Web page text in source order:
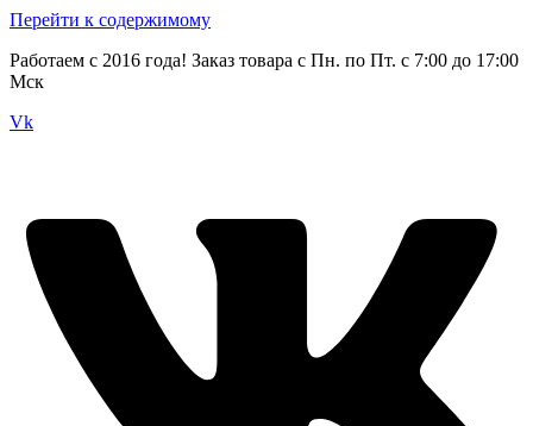
Перейти к содержимому
Работаем с 2016 года! Заказ товара с Пн. по Пт. с 7:00 до 17:00
Мск
Vk